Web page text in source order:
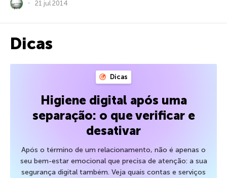
21 jul 2014
Dicas
Dicas
Higiene digital após uma
separação: o que verificar e
desativar
Após o término de um relacionamento, não é apenas o
seu bem-estar emocional que precisa de atenção: a sua
segurança digital também. Veja quais contas e serviços